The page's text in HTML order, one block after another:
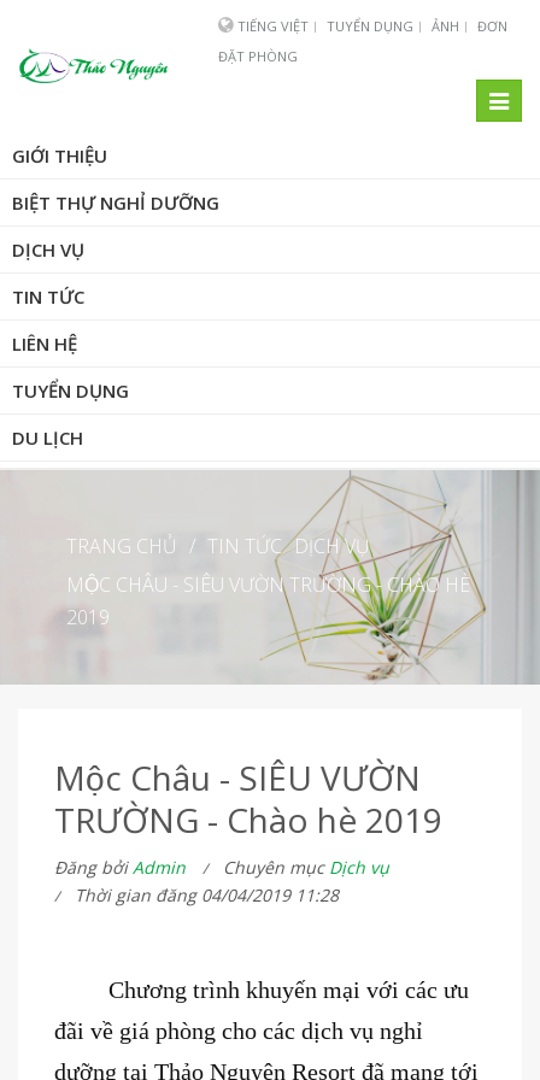
TIẾNG VIỆT TUYỂN DỤNG ẢNH
ĐƠN
ĐẶT PHÒNG
GIỚI THIỆU
BIỆT THỰ NGHỈ DƯỠNG
DỊCH VỤ
TIN TỨC
LIÊN HỆ
TUYỂN DỤNG
DU LỊCH
TRANG CHỦ / TIN TỨC DỊCH VỤ
MỘC CHÂU - SIÊU VƯỜN TRƯỜNG - CHÀO HÈ
2019
Mộc Châu - SIÊU VƯỜN
TRƯỜNG - Chào hè 2019
Đăng bởiAdmin Chuyên mục Dịch vụ
Thời gian đăng 04/04/2019 11:28
Chương trình khuyến mại với các ưu
đãi về giá phòng cho các dịch vụ nghỉ
dưỡng tại Thảo Nguyên Resort đã mang tới